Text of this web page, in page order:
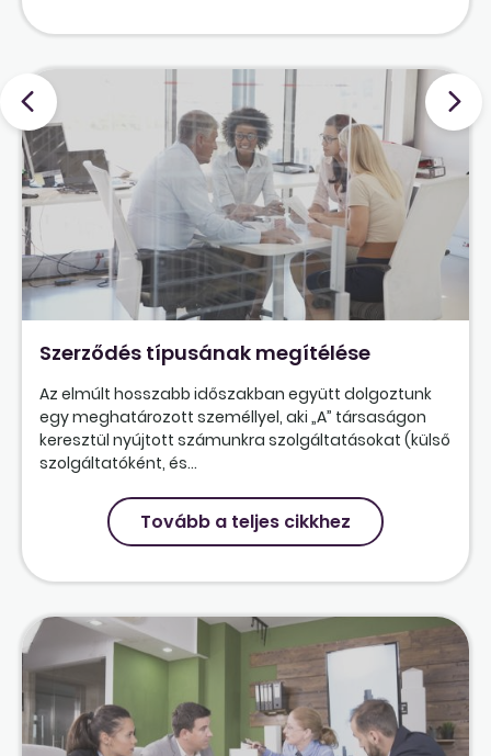
Szerződés típusának megítélése
Az elmúlt hosszabb időszakban együtt dolgoztunk
egy meghatározott személlyel, aki „A” társaságon
keresztül nyújtott számunkra szolgáltatásokat (külső
szolgáltatóként, és...
Tovább a teljes cikkhez